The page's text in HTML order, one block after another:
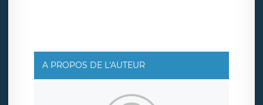
rue Léopold Sédar Senghor, joignable à l’adresse mail :
responsabledetraitement@legavox.fr. Vous avez
également le droit d’introduire une réclamation auprès
d’une autorité de contrôle.
A PROPOS DE L'AUTEUR